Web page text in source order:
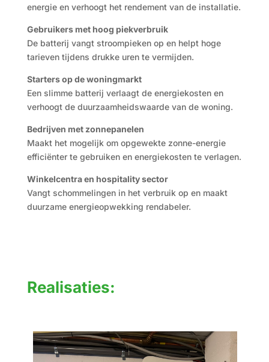
energie en verhoogt het rendement van de installatie.
Gebruikers met hoog piekverbruik
De batterij vangt stroompieken op en helpt hoge
tarieven tijdens drukke uren te vermijden.
Starters op de woningmarkt
Een slimme batterij verlaagt de energiekosten en
verhoogt de duurzaamheidswaarde van de woning.
Bedrijven met zonnepanelen
Maakt het mogelijk om opgewekte zonne-energie
efficiënter te gebruiken en energiekosten te verlagen.
Winkelcentra en hospitality sector
Vangt schommelingen in het verbruik op en maakt
duurzame energieopwekking rendabeler.
Realisaties: